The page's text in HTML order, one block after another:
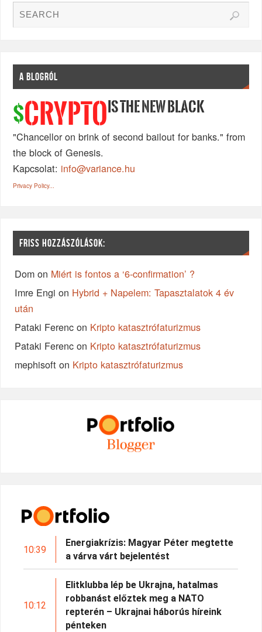
A BLOGRÓL
$CRYPTO IS THE NEW BLACK
"Chancellor on brink of second bailout for banks." from
the block of Genesis.
Kapcsolat: info@variance.hu
Privacy Policy...
FRISS HOZZÁSZÓLÁSOK:
Dom on Miért is fontos a ‘6-confirmation’ ?
Imre Engi on Hybrid + Napelem: Tapasztalatok 4 év
után
Pataki Ferenc on Kripto katasztrófaturizmus
Pataki Ferenc on Kripto katasztrófaturizmus
mephisoft on Kripto katasztrófaturizmus
10:39
Energiakrízis: Magyar Péter megtette
a várva várt bejelentést
10:12
Elitklubba lép be Ukrajna, hatalmas
robbanást előztek meg a NATO
repterén – Ukrajnai háborús híreink
pénteken